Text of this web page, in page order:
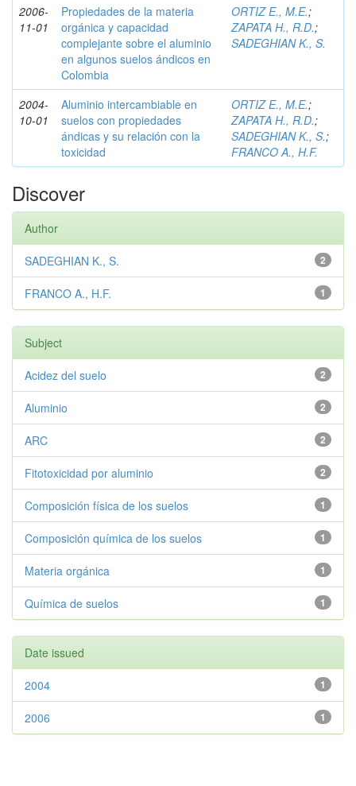
2006-
11-01
Propiedades de la materia
orgánica y capacidad
complejante sobre el aluminio
en algunos suelos ándicos en
Colombia
ORTIZ E., M.E.;
ZAPATA H., R.D.;
SADEGHIAN K., S.
2004-
10-01
Aluminio intercambiable en
suelos con propiedades
ándicas y su relación con la
toxicidad
ORTIZ E., M.E.;
ZAPATA H., R.D.;
SADEGHIAN K., S.;
FRANCO A., H.F.
Discover
Author
2
SADEGHIAN K., S.
1
FRANCO A., H.F.
Subject
2
Acidez del suelo
2
Aluminio
2
ARC
2
Fitotoxicidad por aluminio
1
Composición física de los suelos
1
Composición química de los suelos
1
Materia orgánica
1
Química de suelos
Date issued
1
2004
1
2006